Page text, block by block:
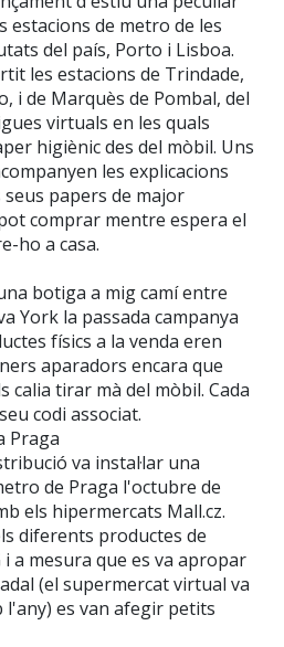
estacions de metro de les
del país, Porto i Lisboa.
les estacions de Trindade,
i de Marquès de Pombal, del
virtuals en les quals
higiènic des del mòbil. Uns
les explicacions
papers de major
comprar mentre espera el
ho a casa.
botiga a mig camí entre
York la passada campanya
físics a la venda eren
aparadors encara que
calia tirar mà del mòbil. Cada
codi associat.
Praga
va instal·lar una
de Praga l'octubre de
els hipermercats Mall.cz.
diferents productes de
a mesura que es va apropar
(el supermercat virtual va
l'any) es van afegir petits